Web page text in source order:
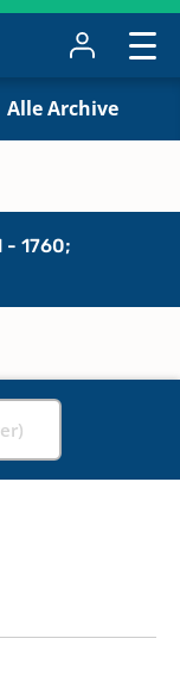
Alle Archive
- 1760;